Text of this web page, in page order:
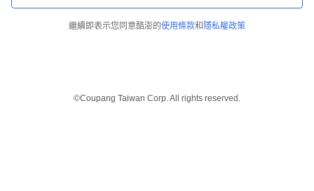
繼續即表示您同意酷澎的使用條款和 隱私權政策
©Coupang Taiwan Corp. All rights reserved.